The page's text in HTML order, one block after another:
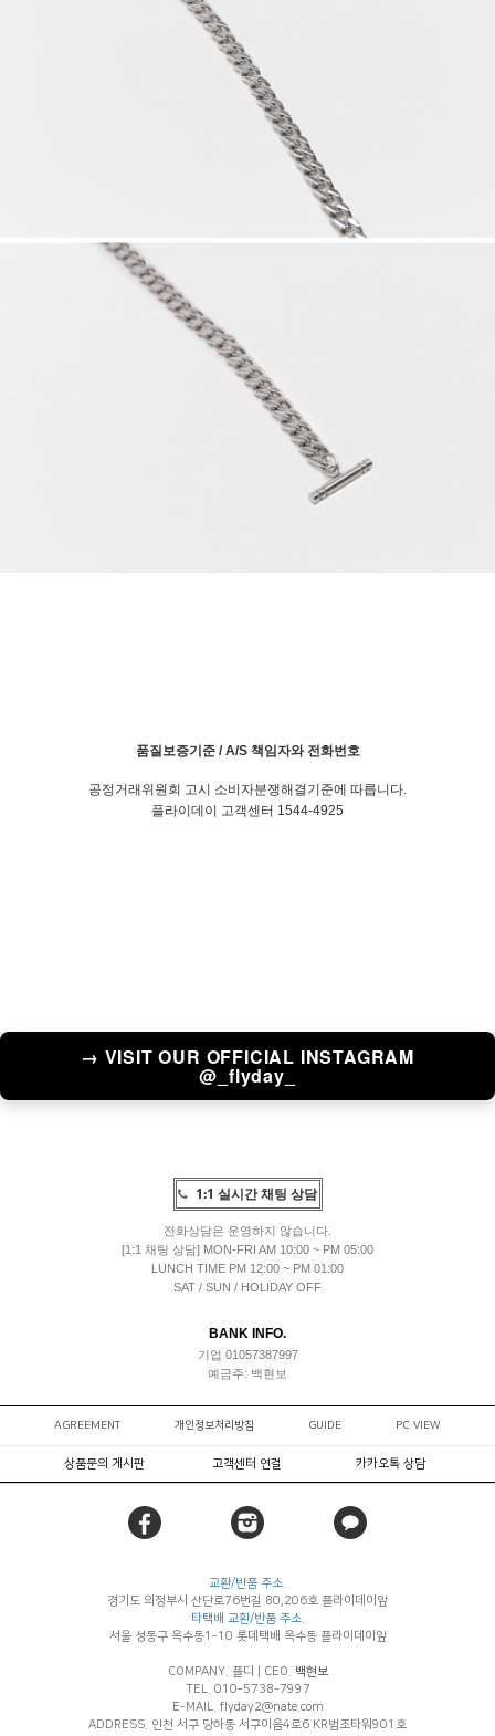
품질보증기준 / A/S 책임자와 전화번호
공정거래위원회 고시 소비자분쟁해결기준에 따릅니다.
플라이데이 고객센터 1544-4925
→ VISIT OUR OFFICIAL INSTAGRAM
@_flyday_
1:1 실시간 채팅 상담
전화상담은 운영하지 않습니다.
[1:1 채팅 상담] MON-FRI AM 10:00 ~ PM 05:00
LUNCH TIME PM 12:00 ~ PM 01:00
SAT / SUN / HOLIDAY OFF
BANK INFO.
기업 01057387997
예금주: 백현보
AGREEMENT 개인정보처리방침 GUIDE PC VIEW
상품문의 게시판 고객센터 연결 카카오톡 상담
교환/반품 주소.
경기도 의정부시 산단로76번길 80,206호 플라이데이앞
타택배 교환/반품 주소.
서울 성동구 옥수동1-10 롯데택배 옥수동 플라이데이앞
COMPANY. 플디 CEO.
백현보
TEL. 010-5738-7997
E-MAIL. flyday2@nate.com
ADDRESS. 인천 서구 당하동 서구이음4로6 KR법조타워901호